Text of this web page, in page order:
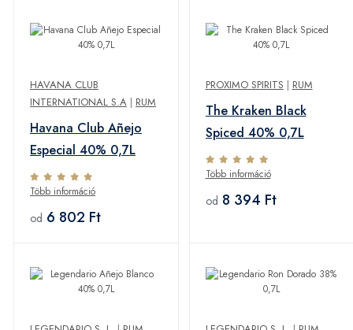
HAVANA CLUB
INTERNATIONAL S.A | RUM
Havana Club Añejo
Especial 40% 0,7L
Több információ
od 6 802 Ft
PROXIMO SPIRITS | RUM
The Kraken Black
Spiced 40% 0,7L
Több információ
od 8 394 Ft